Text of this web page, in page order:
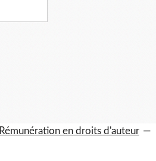
Rémunération en droits d'auteur